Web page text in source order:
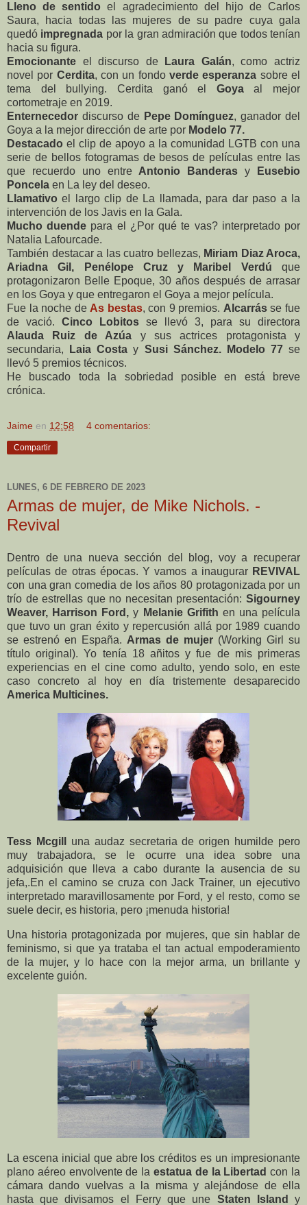
Lleno de sentidoel agradecimiento del hijo de Carlos
Saura, hacia todas las mujeres de su padre cuya gala
quedó impregnada por la gran admiración que todos tenían
hacia su figura.
Emocionante el discurso de Laura Galán, como actriz
novel por Cerdita, con un fondoverde esperanza sobre el
tema del bullying. Cerdita ganó el Goyaal mejor
cortometraje en 2019.
Enternecedor discurso de Pepe Domínguez, ganador del
Goya a la mejor dirección de arte por Modelo 77.
Destacado el clip de apoyo a la comunidad LGTB con una
serie de bellos fotogramas de besos de películas entre las
que recuerdo uno entreAntonio Banderas y
Eusebio
Poncela en La ley del deseo.
Llamativo el largo clip de La llamada, para dar paso a la
intervención de los Javis en la Gala.
Mucho duende para el ¿Por qué te vas? interpretado por
Natalia Lafourcade.
También destacar a las cuatro bellezas, Miriam Diaz Aroca,
Ariadna Gil, Penélope Cruz y Maribel Verdú que
protagonizaron Belle Epoque, 30 años después de arrasar
en los Goya y que entregaron el Goya a mejor película.
Fue la noche deAs bestas, con 9 premios. Alcarrásse fue
de vació. Cinco Lobitos se llevó 3, para su directora
Alauda Ruiz de Azúa y sus actrices protagonista y
secundaria,
Laia Costay Susi Sánchez. Modelo 77se
llevó 5 premios técnicos.
He buscado toda la sobriedad posible en está breve
crónica.
Jaime en 12:58 4 comentarios:
Compartir
LUNES, 6 DE FEBRERO DE 2023
Armas de mujer, de Mike Nichols. -
Revival
Dentro de una nueva sección del blog, voy a recuperar
películas de otras épocas. Y vamos a inaugurar REVIVAL
con una gran comedia de los años 80 protagonizada por un
trío de estrellas que no necesitan presentación: Sigourney
Weaver, Harrison Ford,y Melanie Grifith en una película
que tuvo un gran éxito y repercusión allá por 1989 cuando
se estrenó en España. Armas de mujer (Working Girl su
título original). Yo tenía 18 añitos y fue de mis primeras
experiencias en el cine como adulto, yendo solo, en este
caso concreto al hoy en día tristemente desaparecido
America Multicines.
Tess Mcgill
una audaz secretaria de origen humilde pero
muy trabajadora, se le ocurre una idea sobre una
adquisición que lleva a cabo durante la ausencia de su
jefa,.En el camino se cruza con Jack Trainer, un ejecutivo
interpretado maravillosamente por Ford, y el resto, como se
suele decir, es historia, pero ¡menuda historia!
Una historia protagonizada por mujeres, que sin hablar de
feminismo, si que ya trataba el tan actual empoderamiento
de la mujer, y lo hace con la mejor arma, un brillante y
excelente guión.
La escena inicial que abre los créditos es un impresionante
plano aéreo envolvente de la estatua de la Libertad con la
cámara dando vuelvas a la misma y alejándose de ella
hasta que divisamos el Ferry que une Staten Islandy